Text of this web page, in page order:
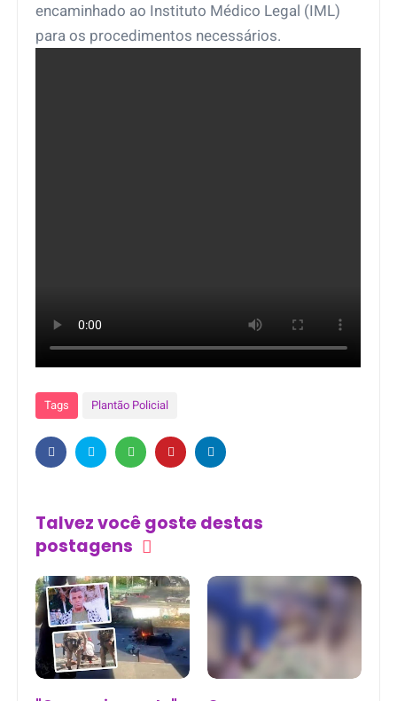
encaminhado ao Instituto Médico Legal (IML)
para os procedimentos necessários.
Tags Plantão Policial
Talvez você goste destas
postagens